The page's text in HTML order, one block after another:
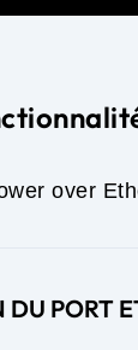
over
PORT